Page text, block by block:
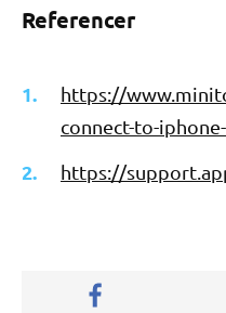
Referencer
https://
connect-to-
https://